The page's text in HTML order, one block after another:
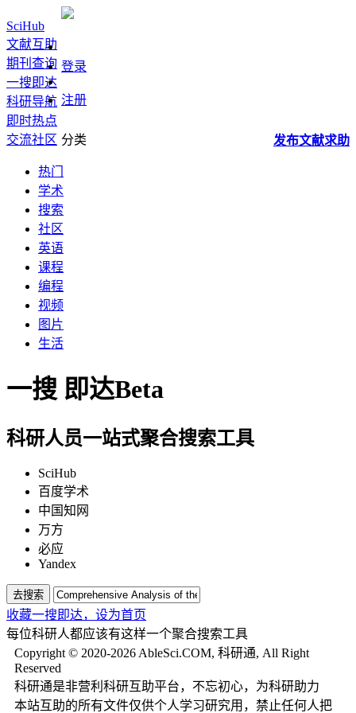
SciHub
文献互助
期刊查询
一搜即达
科研导航
即时热点
交流社区
登录
注册
发布文献求助
分类
热门
学术
搜索
社区
英语
课程
编程
视频
图片
生活
一搜 即达Beta
科研人员一站式聚合搜索工具
SciHub
百度学术
中国知网
万方
必应
Yandex
去搜索
收藏一搜即达， 设为首页
每位科研人都应该有这样一个聚合搜索工具
Copyright © 2020-2026 AbleSci.COM, 科研通, All Right
Reserved
科研通是非营利科研互助平台，不忘初心，为科研助力
本站互助的所有文件仅供个人学习研究用，禁止任何人把